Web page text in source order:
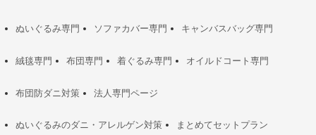
ぬいぐるみ専門 ソファカバー専門 キャンバスバッグ専門
絨毯専門 布団専門 着ぐるみ専門 オイルドコート専門
布団防ダニ対策 法人専門ページ
ぬいぐるみのダニ・アレルゲン対策 まとめてセットプラン